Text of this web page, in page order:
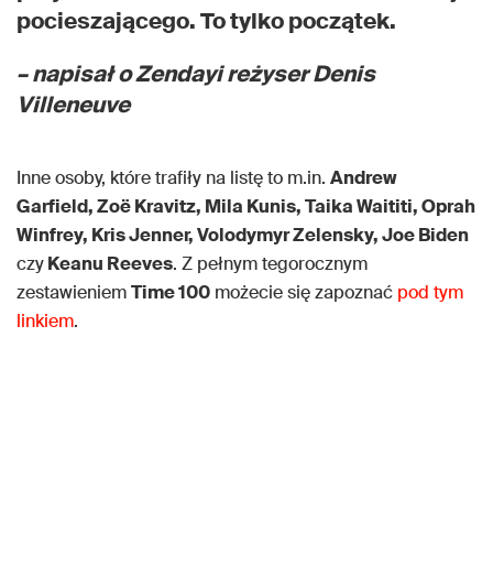
pocieszającego. To tylko początek.
– napisał o Zendayi reżyser Denis
Villeneuve
Inne osoby, które trafiły na listę to m.in. Andrew
Garfield, Zoë Kravitz, Mila Kunis, Taika Waititi, Oprah
Winfrey, Kris Jenner, Volodymyr Zelensky, Joe Biden
czyKeanu Reeves. Z pełnym tegorocznym
zestawieniemTime 100 możecie się zapoznać pod tym
linkiem.